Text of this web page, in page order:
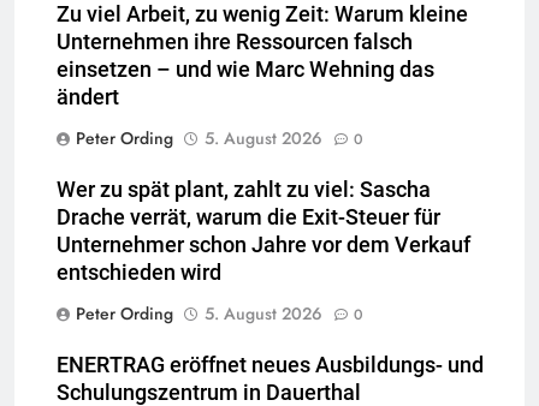
Zu viel Arbeit, zu wenig Zeit: Warum kleine
Unternehmen ihre Ressourcen falsch
einsetzen – und wie Marc Wehning das
ändert
Peter Ording
5. August 2026 0
Wer zu spät plant, zahlt zu viel: Sascha
Drache verrät, warum die Exit-Steuer für
Unternehmer schon Jahre vor dem Verkauf
entschieden wird
Peter Ording
5. August 2026 0
ENERTRAG eröffnet neues Ausbildungs- und
Schulungszentrum in Dauerthal